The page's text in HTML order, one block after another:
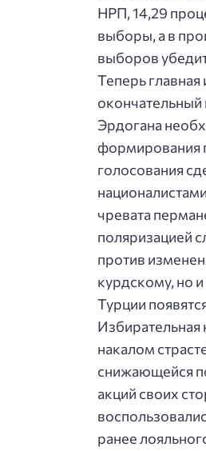
НРП, 14,29
выборы, а в
выборов
Теперь
Эрдогана
формирования
голосования
чревата
поляризацией
против
курдскому, но
Турции
Избирательная
накалом
снижающейся
акций своих
ранее